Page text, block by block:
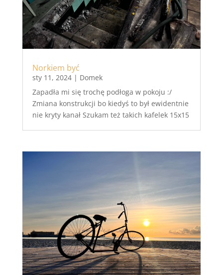
Norkiem być
sty 11, 2024| Domek
Zapadła mi się trochę podłoga w pokoju :/
Zmiana konstrukcji bo kiedyś to był ewidentnie
nie kryty kanał Szukam też takich kafelek 15x15